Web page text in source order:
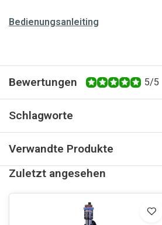
Bedienungsanleiting
Bewertungen 5/5
Schlagworte
Verwandte Produkte
Zuletzt angesehen